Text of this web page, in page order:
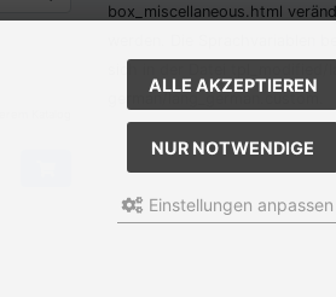
box_miscellaneous.html
ALLE AKZEPTIEREN
NUR NOTWENDIGE
Einstellungen anpassen